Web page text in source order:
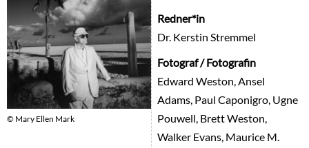
© Mary Ellen Mark
Redner*in
Dr. Kerstin Stremmel
Fotograf / Fotografin
Edward Weston, Ansel
Adams, Paul Caponigro, Ugne
Pouwell, Brett Weston,
Walker Evans, Maurice M.